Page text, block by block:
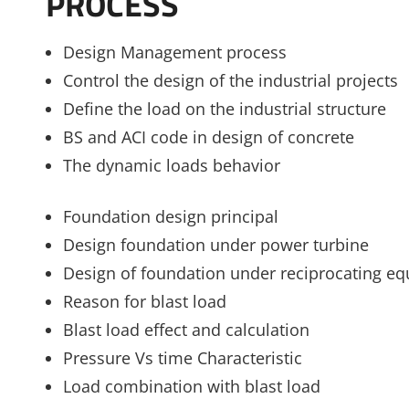
Design Management process
Control the design of the industrial projects
Define the load on the industrial structure
BS and ACI code in design of concrete
The dynamic loads behavior
Foundation design principal
Design foundation under power turbine
Design of foundation under reciprocating
Reason for blast load
Blast load effect and calculation
Pressure Vs time Characteristic
Load combination with blast load